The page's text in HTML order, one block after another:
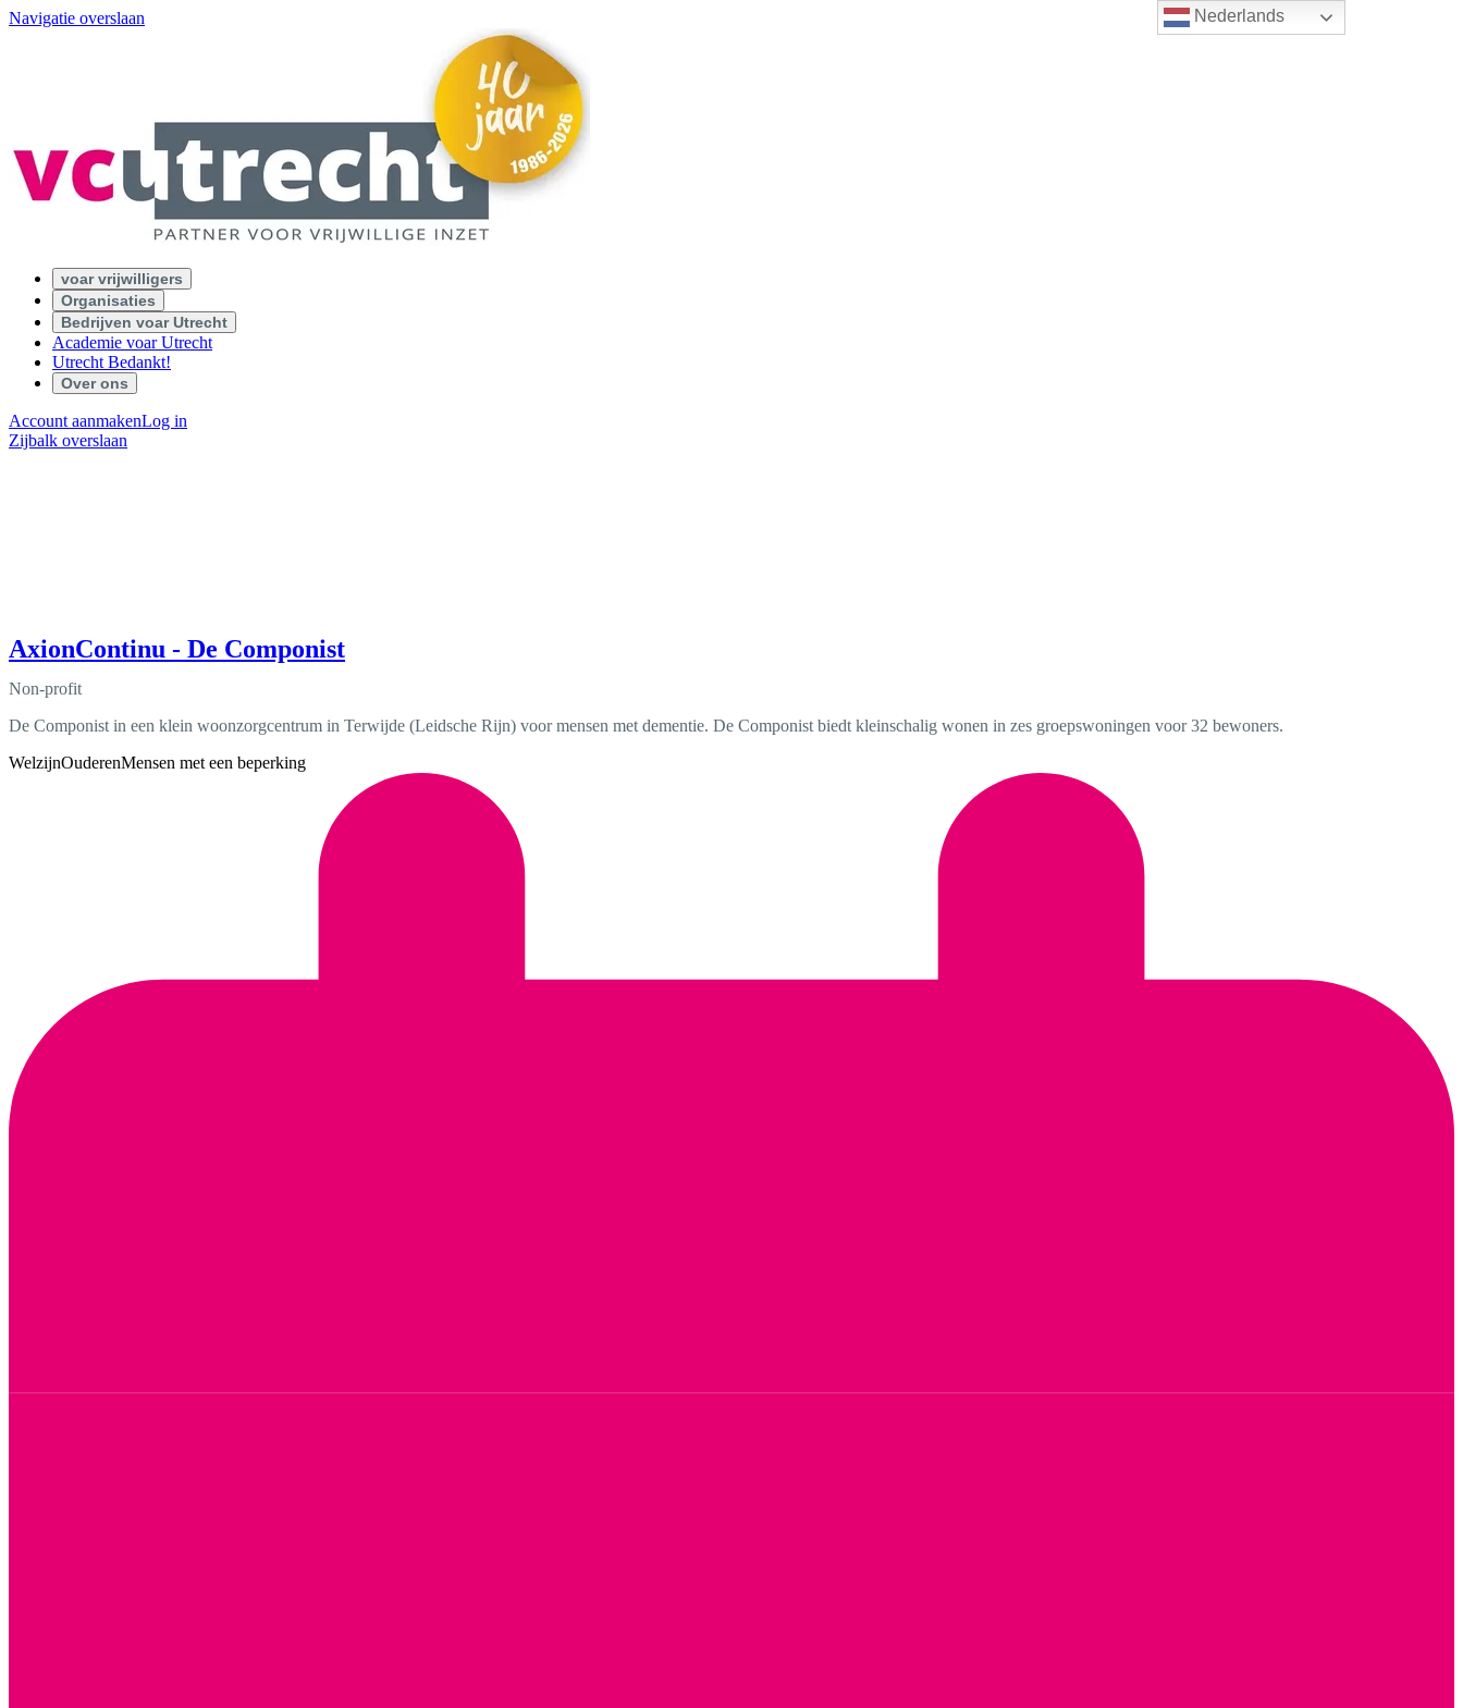
Nederlands
Navigatie overslaan
voar vrijwilligers
Organisaties
Bedrijven voar Utrecht
Academie voar Utrecht
Utrecht Bedankt!
Over ons
Account aanmakenLog in
Zijbalk overslaan
AxionContinu - De Componist
Non-profit
De Componist in een klein woonzorgcentrum in Terwijde (Leidsche Rijn) voor mensen met dementie. De Componist biedt kleinschalig wonen in zes groepswoningen voor 32 bewoners.
WelzijnOuderenMensen met een beperking